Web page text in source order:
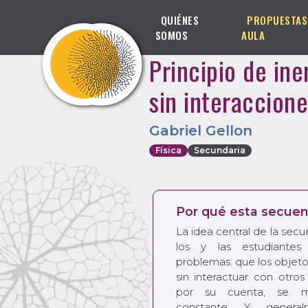
QUIÉNES
SOMOS
AULA
Principio de
sin
Gabriel Gellon
Física Secundaria
Por qué esta
La idea central de la
los y las estudiantes
problemas: que los
sin interactuar con
por su cuenta, se